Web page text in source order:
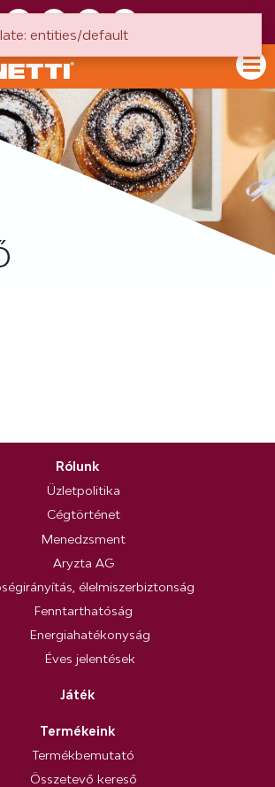
Rólunk
Üzletpolitika
Cégtörténet
Menedzsment
Aryzta AG
élelmiszerbiztonság
Fenntarthatóság
Energiahatékonyság
Éves jelentések
Játék
Termékeink
Termékbemutató
Összetevő kereső
entities/default